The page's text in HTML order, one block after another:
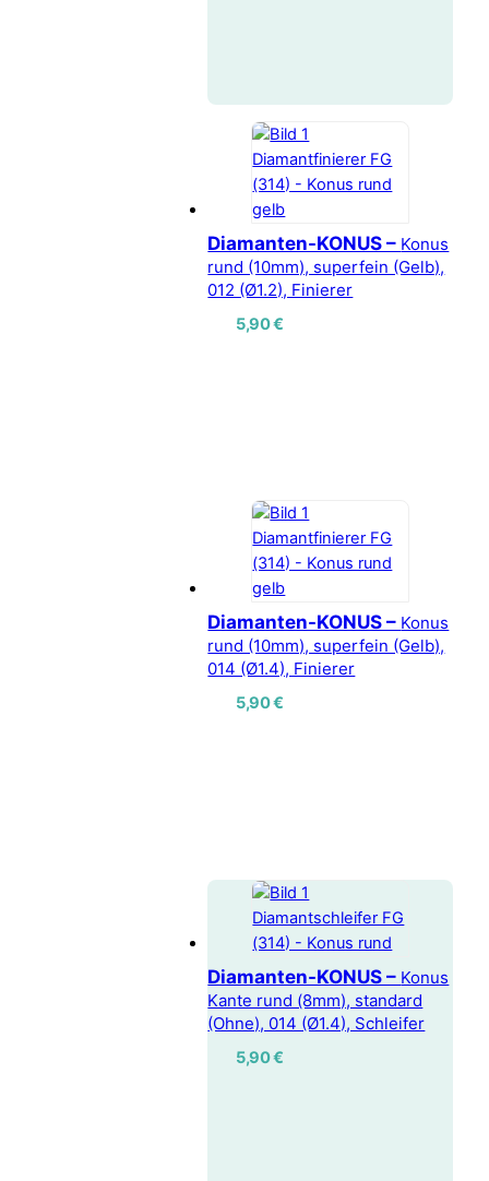
Diamanten-KONUS – Konus
rund (10mm), superfein (Gelb),
012 (Ø1.2), Finierer
5,90€
Diamanten-KONUS – Konus
rund (10mm), superfein (Gelb),
014 (Ø1.4), Finierer
5,90€
Diamanten-KONUS – Konus
Kante rund (8mm), standard
(Ohne), 014 (Ø1.4), Schleifer
5,90€